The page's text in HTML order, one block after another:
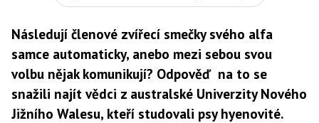
Následují členové zvířecí smečky svého alfa
samce automaticky, anebo mezi sebou svou
volbu nějak komunikují? Odpověď na to se
snažili najít vědci z australské Univerzity Nového
Jižního Walesu, kteří studovali psy hyenovité.